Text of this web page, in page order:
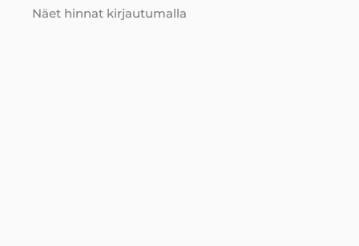
Näet hinnat kirjautumalla